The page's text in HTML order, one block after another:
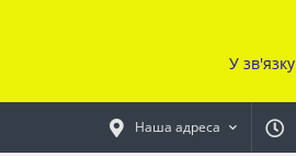
У
Наша адреса